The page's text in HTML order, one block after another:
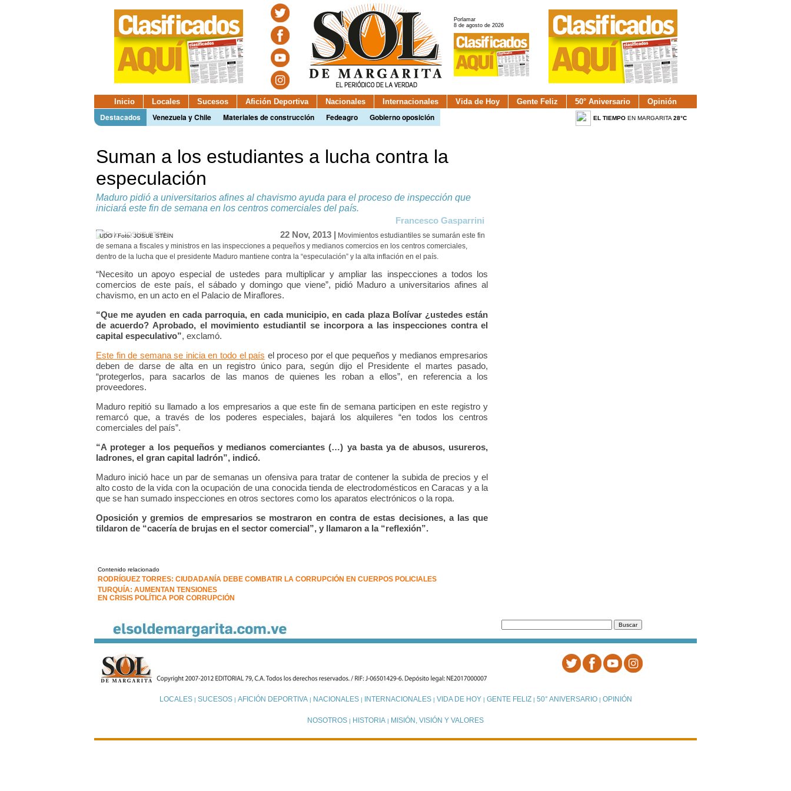
Porlamar
8 de agosto de 2026
Inicio Locales Sucesos Afición Deportiva Nacionales Internacionales Vida de Hoy Gente Feliz 50° Aniversario Opinión
Destacados Venezuela y Chile Materiales de construcción Fedeagro Gobierno oposición EL TIEMPOEN MARGARITA 28°C
Suman a los estudiantes a lucha contra la
especulación
Maduro pidió a universitarios afines al chavismo ayuda para el proceso de inspección que
iniciará este fin de semana en los centros comerciales del país.
Francesco Gasparrini
UDO / Foto: JOSUE STEIN 22 Nov, 2013 | Movimientos estudiantiles se sumarán este fin
de semana a fiscales y ministros en las inspecciones a pequeños y medianos comercios en los centros comerciales,
dentro de la lucha que el presidente Maduro mantiene contra la “especulación” y la alta inflación en el país.
“Necesito un apoyo especial de ustedes para multiplicar y ampliar las inspecciones a todos los
comercios de este país, el sábado y domingo que viene”, pidió Maduro a universitarios afines al
chavismo, en un acto en el Palacio de Miraflores.
“Que me ayuden en cada parroquia, en cada municipio, en cada plaza Bolívar ¿ustedes están
de acuerdo? Aprobado, el movimiento estudiantil se incorpora a las inspecciones contra el
capital especulativo”, exclamó.
Este fin de semana se inicia en todo el país el proceso por el que pequeños y medianos empresarios
deben de darse de alta en un registro único para, según dijo el Presidente el martes pasado,
“protegerlos, para sacarlos de las manos de quienes les roban a ellos”, en referencia a los
proveedores.
Maduro repitió su llamado a los empresarios a que este fin de semana participen en este registro y
remarcó que, a través de los poderes especiales, bajará los alquileres “en todos los centros
comerciales del país”.
“A proteger a los pequeños y medianos comerciantes (…) ya basta ya de abusos, usureros,
ladrones, el gran capital ladrón”, indicó.
Maduro inició hace un par de semanas un ofensiva para tratar de contener la subida de precios y el
alto costo de la vida con la ocupación de una conocida tienda de electrodomésticos en Caracas y a la
que se han sumado inspecciones en otros sectores como los aparatos electrónicos o la ropa.
Oposición y gremios de empresarios se mostraron en contra de estas decisiones, a las que
tildaron de “cacería de brujas en el sector comercial”, y llamaron a la “reflexión”.
Contenido relacionado
RODRÍGUEZ TORRES: CIUDADANÍA DEBE COMBATIR LA CORRUPCIÓN EN CUERPOS POLICIALES
TURQUÍA: AUMENTAN TENSIONES
EN CRISIS POLÍTICA POR CORRUPCIÓN
LOCALES| SUCESOS| AFICIÓN DEPORTIVA| NACIONALES| INTERNACIONALES| VIDA DE HOY | GENTE FELIZ| 50° ANIVERSARIO| OPINIÓN
NOSOTROS | HISTORIA | MISIÓN, VISIÓN Y VALORES